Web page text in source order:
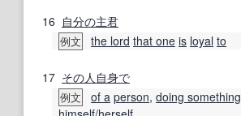
16 自分の主君
例文 the lord that one is loyal to
17 その人 自身で
例文 of a person, doing something